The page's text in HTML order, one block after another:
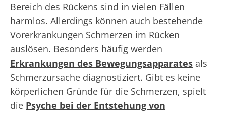
Bereich des Rückens sind in vielen Fällen
harmlos. Allerdings können auch bestehende
Vorerkrankungen Schmerzen im Rücken
auslösen. Besonders häufig werden
Erkrankungen des Bewegungsapparates als
Schmerzursache diagnostiziert. Gibt es keine
körperlichen Gründe für die Schmerzen, spielt
die Psyche bei der Entstehung von